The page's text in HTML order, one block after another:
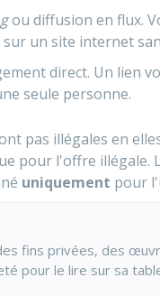
ou diffusion en flux.
un site internet
direct. Un lien
seule personne.
pas illégales en
pour l'offre illégale.
uniquement pour
fins privées, des
pour le lire sur sa